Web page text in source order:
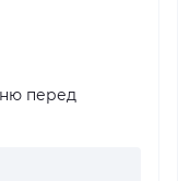
перед